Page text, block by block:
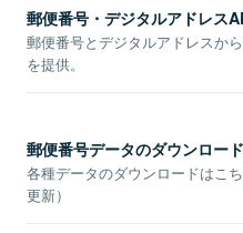
郵便番号・デジタルアドレス
郵便番号とデジタルアドレスか
を提供。
郵便番号データのダウンロード
各種データのダウンロードはこ
更新）